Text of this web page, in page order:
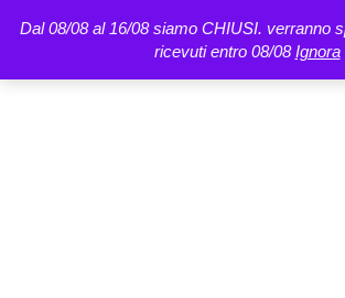
Dal 08/08 al 16/08 siamo CHIUSI. verranno
ricevuti entro 08/08Ignora